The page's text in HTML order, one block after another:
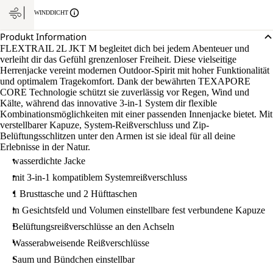
WINDDICHT
Produkt Information
FLEXTRAIL 2L JKT M begleitet dich bei jedem Abenteuer und
verleiht dir das Gefühl grenzenloser Freiheit. Diese vielseitige
Herrenjacke vereint modernen Outdoor-Spirit mit hoher Funktionalität
und optimalem Tragekomfort. Dank der bewährten TEXAPORE
CORE Technologie schützt sie zuverlässig vor Regen, Wind und
Kälte, während das innovative 3-in-1 System dir flexible
Kombinationsmöglichkeiten mit einer passenden Innenjacke bietet. Mit
verstellbarer Kapuze, System-Reißverschluss und Zip-
Belüftungsschlitzen unter den Armen ist sie ideal für all deine
Erlebnisse in der Natur.
wasserdichte Jacke
mit 3-in-1 kompatiblem Systemreißverschluss
1 Brusttasche und 2 Hüfttaschen
in Gesichtsfeld und Volumen einstellbare fest verbundene Kapuze
Belüftungsreißverschlüsse an den Achseln
Wasserabweisende Reißverschlüsse
Saum und Bündchen einstellbar